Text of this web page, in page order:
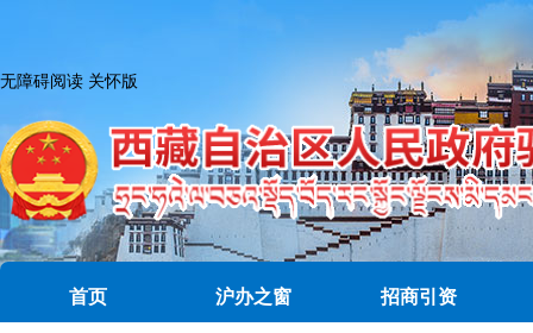
无障碍阅读 关怀版
首页 沪办之窗 招商引资